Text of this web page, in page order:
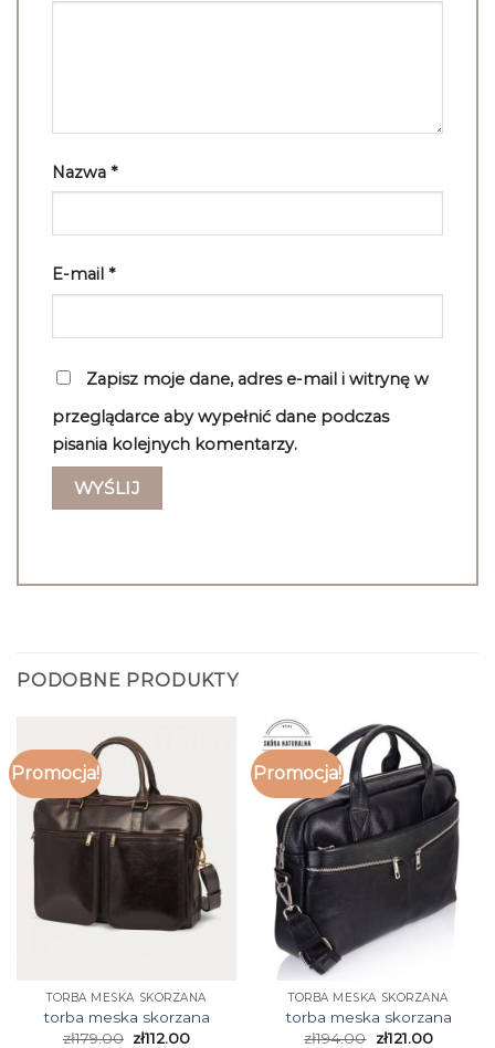
Nazwa *
E-mail *
Zapisz moje dane, adres e-mail i witrynę w
przeglądarce aby wypełnić dane podczas
pisania kolejnych komentarzy.
PODOBNE PRODUKTY
Promocja!
TORBA MESKA SKORZANA
torba meska skorzana
zł179.00 zł112.00
Promocja!
TORBA MESKA SKORZANA
torba meska skorzana
zł194.00 zł121.00